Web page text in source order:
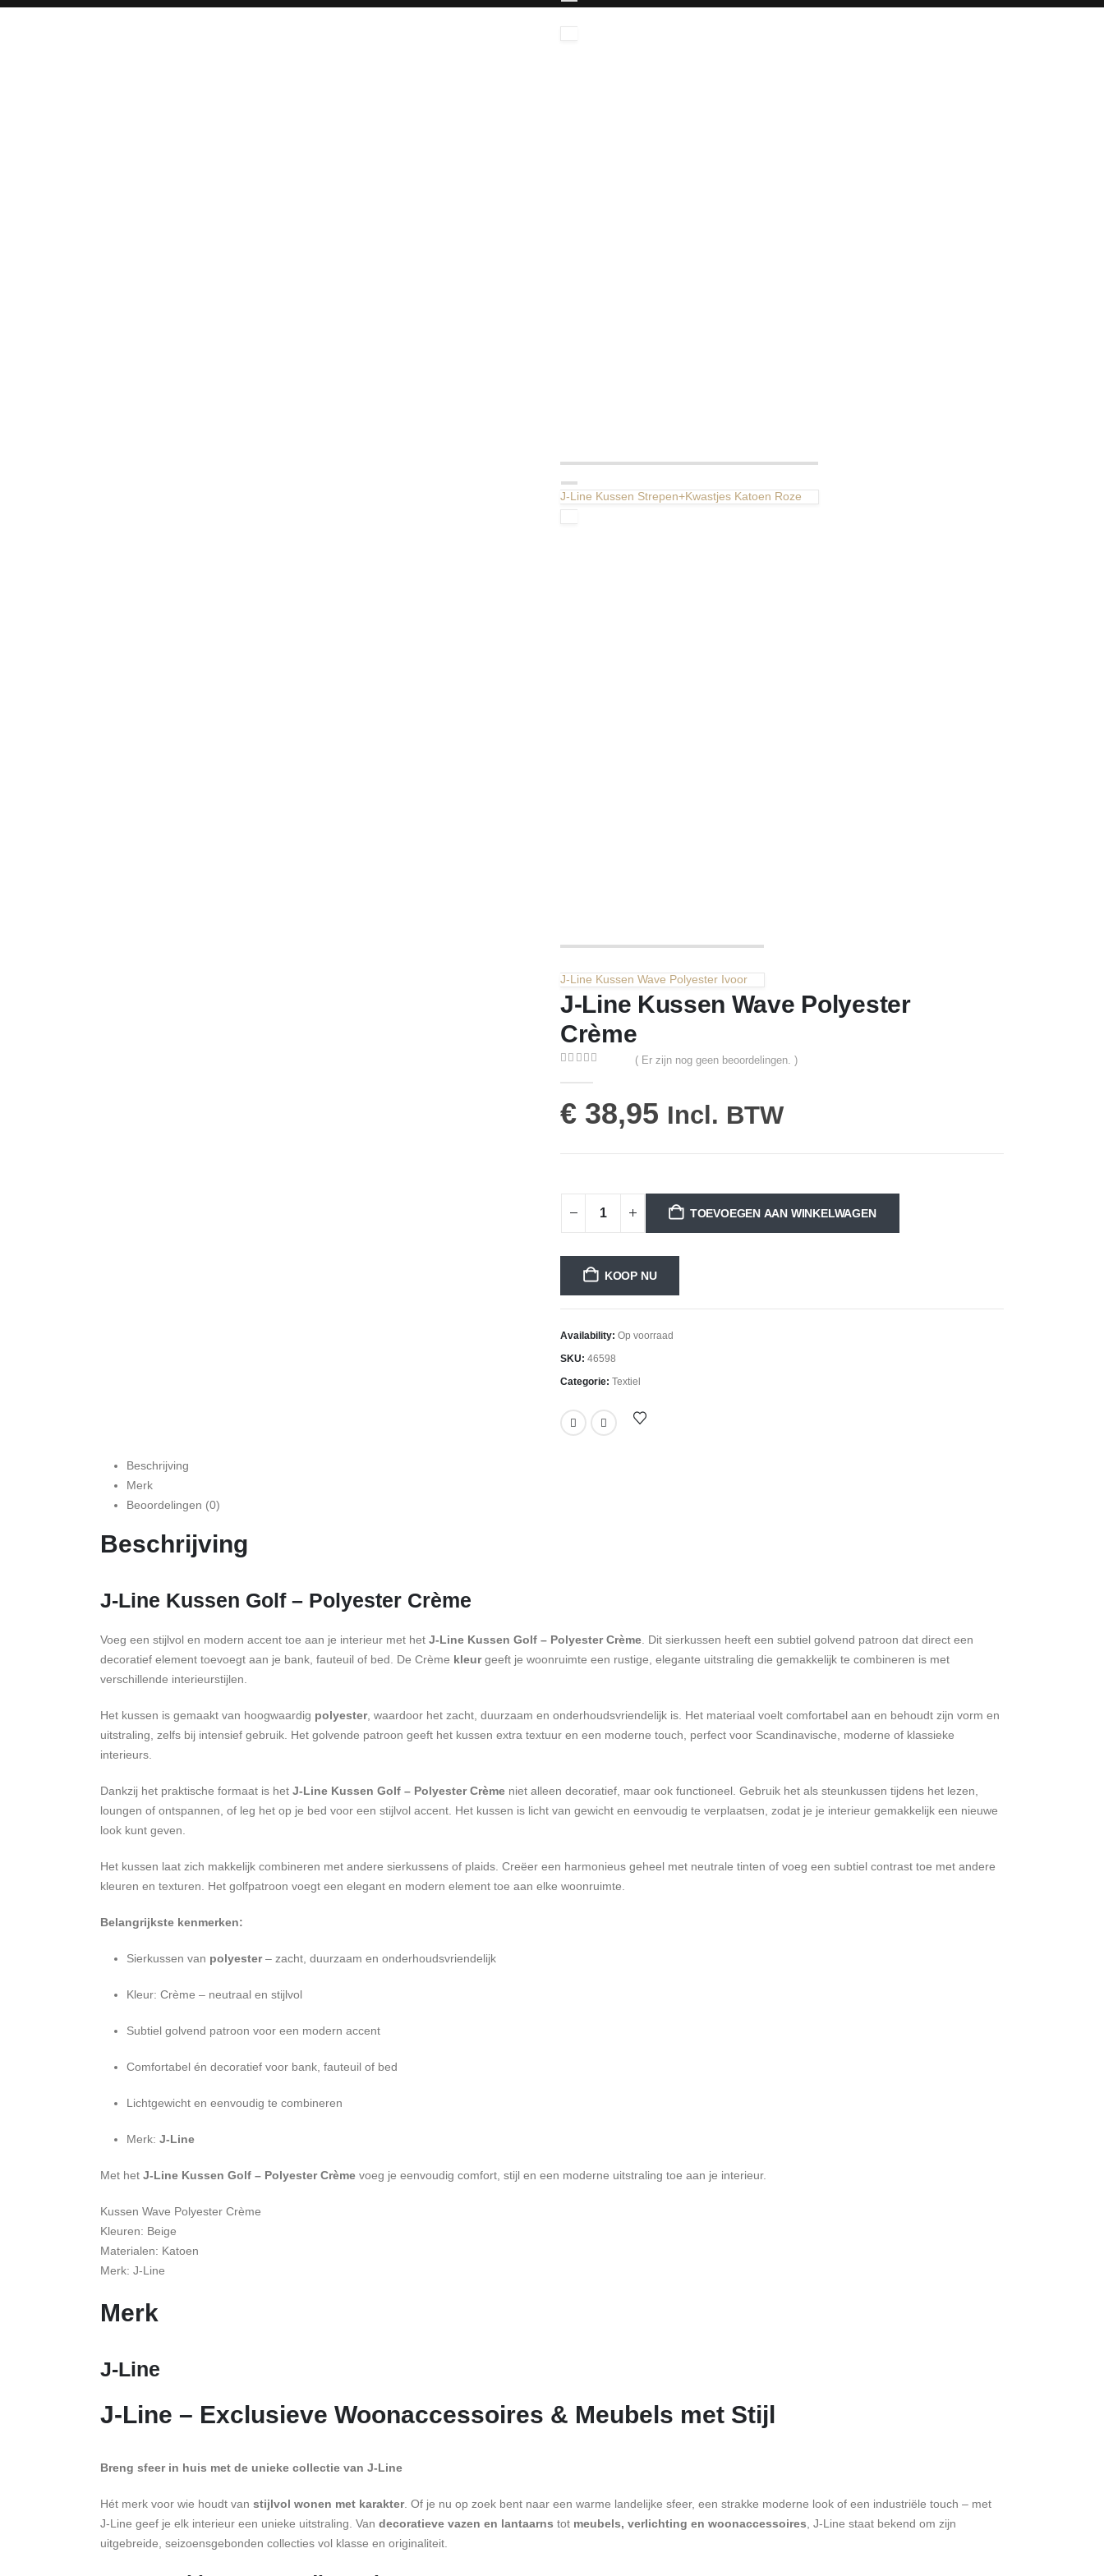
J-Line Kussen Strepen+Kwastjes Katoen Roze
J-Line Kussen Wave Polyester Ivoor
J-Line Kussen Wave Polyester
Crème
( Er zijn nog geen beoordelingen. )
€ 38,95 Incl. BTW
TOEVOEGEN AAN WINKELWAGEN
KOOP NU
Availability: Op voorraad
SKU: 46598
Categorie: Textiel
Beschrijving
Merk
Beoordelingen (0)
Beschrijving
J-Line Kussen Golf – Polyester Crème
Voeg een stijlvol en modern accent toe aan je interieur met het J-Line Kussen Golf – Polyester Crème . Dit sierkussen heeft een subtiel golvend patroon dat direct een
decoratief element toevoegt aan je bank, fauteuil of bed. De Crème kleurgeeft je woonruimte een rustige, elegante uitstraling die gemakkelijk te combineren is met
verschillende interieurstijlen.
Het kussen is gemaakt van hoogwaardig polyester, waardoor het zacht, duurzaam en onderhoudsvriendelijk is. Het materiaal voelt comfortabel aan en behoudt zijn vorm en
uitstraling, zelfs bij intensief gebruik. Het golvende patroon geeft het kussen extra textuur en een moderne touch, perfect voor Scandinavische, moderne of klassieke
interieurs.
Dankzij het praktische formaat is het J-Line Kussen Golf – Polyester Crème niet alleen decoratief, maar ook functioneel. Gebruik het als steunkussen tijdens het lezen,
loungen of ontspannen, of leg het op je bed voor een stijlvol accent. Het kussen is licht van gewicht en eenvoudig te verplaatsen, zodat je je interieur gemakkelijk een nieuwe
look kunt geven.
Het kussen laat zich makkelijk combineren met andere sierkussens of plaids. Creëer een harmonieus geheel met neutrale tinten of voeg een subtiel contrast toe met andere
kleuren en texturen. Het golfpatroon voegt een elegant en modern element toe aan elke woonruimte.
Belangrijkste kenmerken:
Sierkussen van polyester– zacht, duurzaam en onderhoudsvriendelijk
Kleur: Crème – neutraal en stijlvol
Subtiel golvend patroon voor een modern accent
Comfortabel én decoratief voor bank, fauteuil of bed
Lichtgewicht en eenvoudig te combineren
Merk: J-Line
Met het J-Line Kussen Golf – Polyester Crème voeg je eenvoudig comfort, stijl en een moderne uitstraling toe aan je interieur.
Kussen Wave Polyester Crème
Kleuren: Beige
Materialen: Katoen
Merk: J-Line
Merk
J-Line
J-Line – Exclusieve Woonaccessoires & Meubels met Stijl
Breng sfeer in huis met de unieke collectie van J-Line
Hét merk voor wie houdt van stijlvol wonen met karakter. Of je nu op zoek bent naar een warme landelijke sfeer, een strakke moderne look of een industriële touch – met
J-Line geef je elk interieur een unieke uitstraling. Van decoratieve vazen en lantaarns tot meubels, verlichting en woonaccessoires , J-Line staat bekend om zijn
uitgebreide, seizoensgebonden collecties vol klasse en originaliteit.